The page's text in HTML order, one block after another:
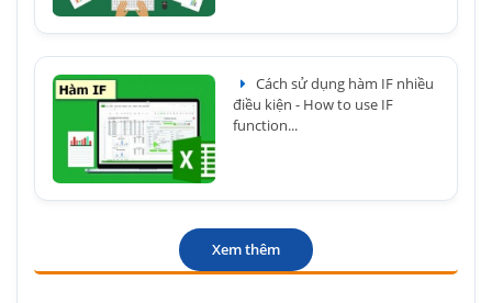
Cách sử dụng hàm IF nhiều
điều kiện - How to use IF
function...
Xem thêm